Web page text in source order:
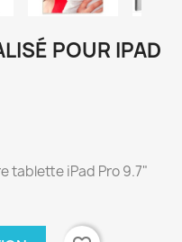
POUR IPAD
tablette iPad Pro 9.7"